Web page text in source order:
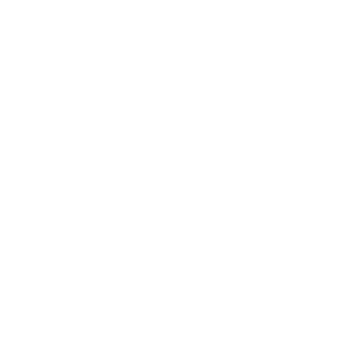
です。
ありません。
です。